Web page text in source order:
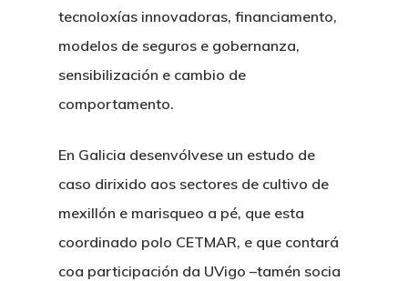
tecnoloxías innovadoras, financiamento,
modelos de seguros e gobernanza,
sensibilización e cambio de
comportamento.
En Galicia desenvólvese un estudo de
caso dirixido aos sectores de cultivo de
mexillón e marisqueo a pé, que esta
coordinado polo CETMAR, e que contará
coa participación da UVigo –tamén socia